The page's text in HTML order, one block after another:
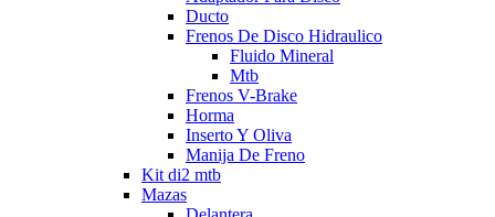
Ducto
Frenos De Disco Hidraulico
Fluido Mineral
Mtb
Frenos V-Brake
Horma
Inserto Y Oliva
Manija De Freno
Kit di2 mtb
Mazas